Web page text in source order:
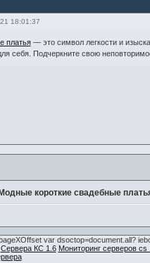
18:01:37
платья— это символ легкости и
себя. Подчеркните свою
Модные короткие свадебные
var dsoctop=document.all?
Сервера КС 1.6 Мониторинг серверов cs